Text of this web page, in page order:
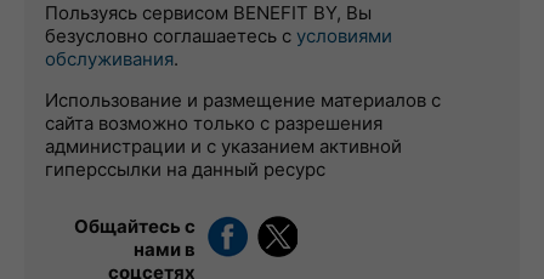
Пользуясь сервисом BENEFIT BY, Вы
безусловно соглашаетесь с условиями
обслуживания.
Использование и размещение материалов с
сайта возможно только с разрешения
администрации и с указанием активной
гиперссылки на данный ресурс
Общайтесь с
нами в
соцсетях